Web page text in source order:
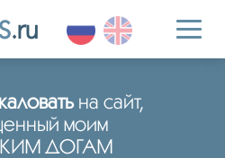
.ru
на сайт,
моим
ДОГАМ